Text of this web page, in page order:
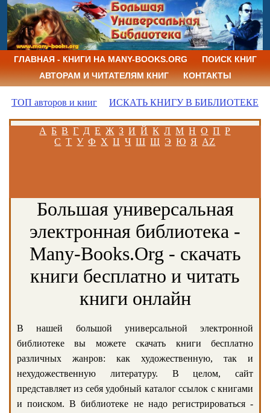
ГЛАВНАЯ - КНИГИ НА MANY-BOOKS.ORG
ПОИСК КНИГ
АВТОРАМ И ЧИТАТЕЛЯМ КНИГ
КОНТАКТЫ
ТОП авторов и книг ИСКАТЬ КНИГУ В БИБЛИОТЕКЕ
А Б В Г Д Е Ж З И Й К Л М Н О П Р
С Т У Ф Х Ц Ч Ш Щ Э Ю Я AZ
Большая универсальная
электронная библиотека -
Many-Books.Org - скачать
книги бесплатно и читать
книги онлайн
В нашей большой универсальной электронной
библиотеке вы можете скачать книги бесплатно
различных жанров: как художественную, так и
нехудожественную литературу. В целом, сайт
представляет из себя удобный каталог ссылок с книгами
и поиском. В библиотеке не надо регистрироваться -